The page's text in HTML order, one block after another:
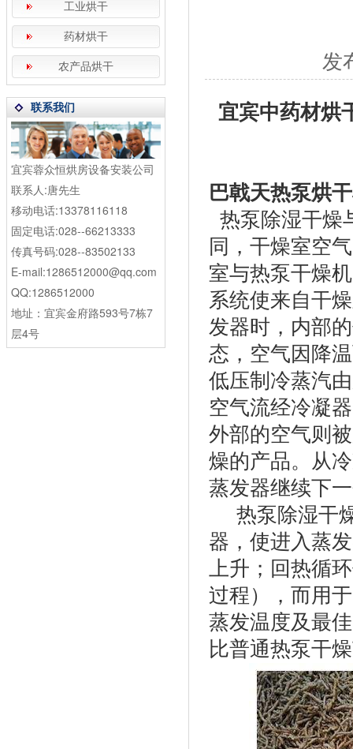
工业烘干
药材烘干
农产品烘干
联系我们
宜宾蓉众恒烘房设备安装公司
联系人:唐先生
移动电话:13378116118
固定电话:028--66213333
传真号码:028--83502133
E-mail:1286512000@qq.com
QQ:1286512000
地址：宜宾金府路593号7栋7
层4号
发
宜宾中药材烘
巴戟天热泵烘
热泵除湿干燥
同，干燥室空
室与热泵干燥
系统使来自干
发器时，内部
态，空气因降
低压制冷蒸汽
空气流经冷凝
外部的空气则
燥的产品。从
蒸发器继续下
热泵除湿干
器，使进入蒸
上升；回热循
过程），而用
蒸发温度及最
比普通热泵干